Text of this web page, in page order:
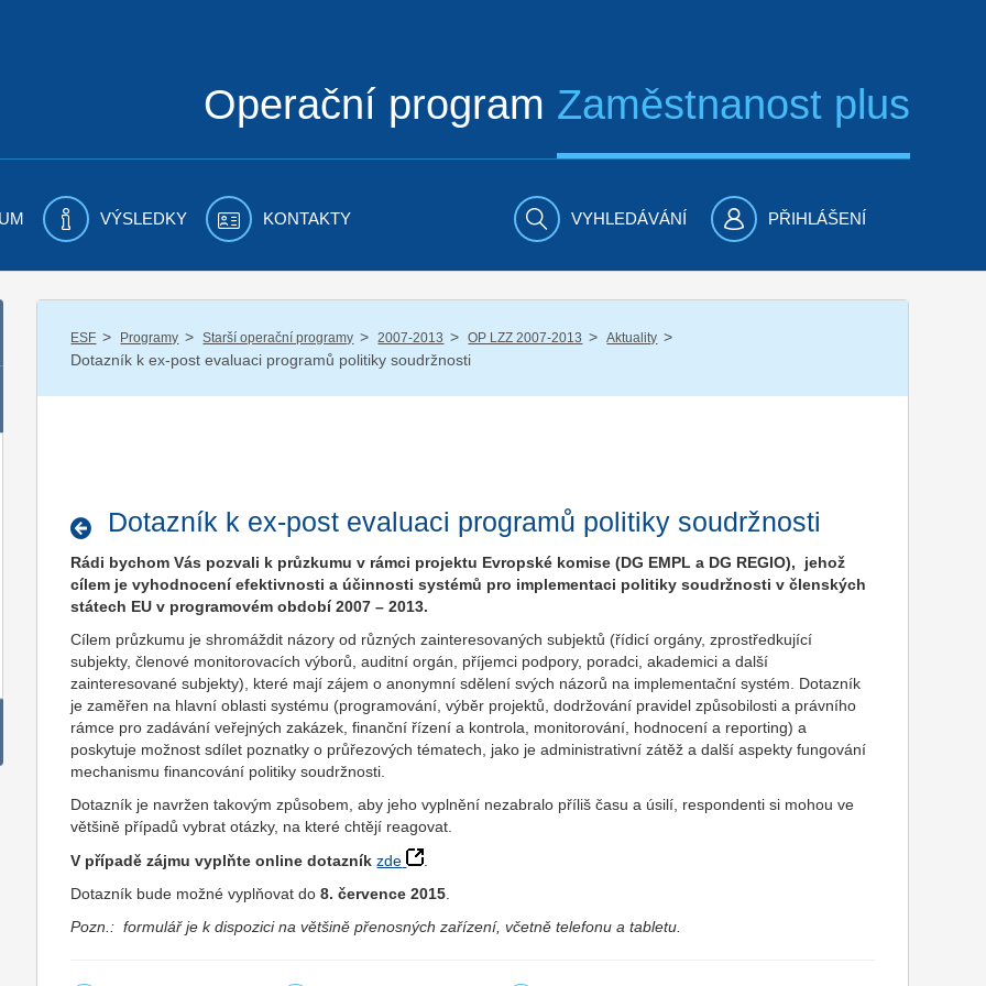
Operační program Zaměstnanost plus
VÝSLEDKY KONTAKTY VYHLEDÁVÁNÍ PŘIHLÁŠENÍ
ESF / Programy / Starší operační programy / 2007-2013 / OP LZZ 2007-2013 / Aktuality /
Dotazník k ex-post evaluaci programů politiky soudržnosti
Dotazník k ex-post evaluaci programů politiky soudržnosti
Rádi bychom Vás pozvali k průzkumu v rámci projektu Evropské komise (DG EMPL a DG REGIO), jehož
cílem je vyhodnocení efektivnosti a účinnosti systémů pro implementaci politiky soudržnosti v členských
státech EU v programovém období 2007 – 2013.
Cílem průzkumu je shromáždit názory od různých zainteresovaných subjektů (řídicí orgány, zprostředkující
subjekty, členové monitorovacích výborů, auditní orgán, příjemci podpory, poradci, akademici a další
zainteresované subjekty), které mají zájem o anonymní sdělení svých názorů na implementační systém. Dotazník
je zaměřen na hlavní oblasti systému (programování, výběr projektů, dodržování pravidel způsobilosti a právního
rámce pro zadávání veřejných zakázek, finanční řízení a kontrola, monitorování, hodnocení a reporting) a
poskytuje možnost sdílet poznatky o průřezových tématech, jako je administrativní zátěž a další aspekty fungování
mechanismu financování politiky soudržnosti.
Dotazník je navržen takovým způsobem, aby jeho vyplnění nezabralo příliš času a úsilí, respondenti si mohou ve
většině případů vybrat otázky, na které chtějí reagovat.
V případě zájmu vyplňte online dotazník zde
Dotazník bude možné vyplňovat do8. července 2015
Pozn.: formulář je k dispozici na většině přenosných zařízení, včetně telefonu a tabletu.